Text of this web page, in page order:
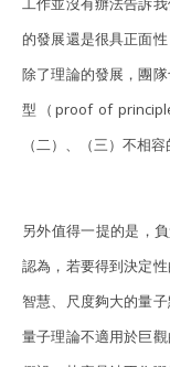
的發展還是很具正面
除了理論的發展，團
型（proof of
（二）、（三）不相
另外值得一提的是，
認為，若要得到決定
智慧、尺度夠大的量
量子理論不適用於巨